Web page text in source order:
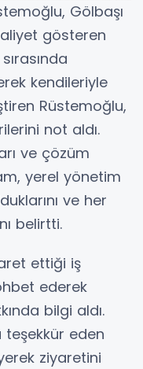
Gölbaşı
gösteren
kendileriyle
Rüstemoğlu,
not aldı.
ve çözüm
yerel yönetim
ve her
belirtti.
ettiği iş
ederek
bilgi aldı.
eden
ziyaretini